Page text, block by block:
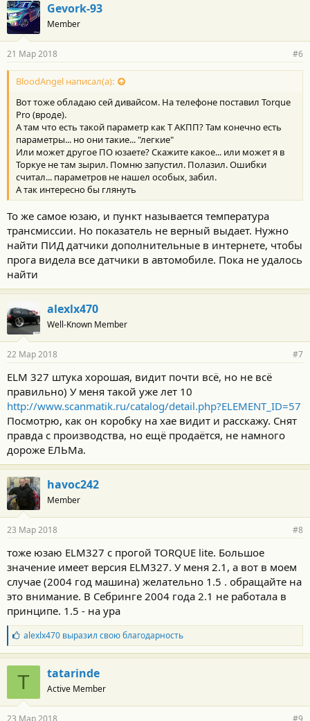
Gevork-93
Member
21 Мар 2018 #6
BloodAngel написал(а):
Вот тоже обладаю сей дивайсом. На телефоне поставил Torque
Pro (вроде).
А там что есть такой параметр как T АКПП? Там конечно есть
параметры... но они такие... "легкие"
Или может другое ПО юзаете? Скажите какое... или может я в
Торкуе не там зырил. Помню запустил. Полазил. Ошибки
считал... параметров не нашел особых, забил.
А так интересно бы глянуть
То же самое юзаю, и пункт называется температура
трансмиссии. Но показатель не верный выдает. Нужно
найти ПИД датчики дополнительные в интернете, чтобы
прога видела все датчики в автомобиле. Пока не удалось
найти
alexlx470
Well-Known Member
22 Мар 2018 #7
ELM 327 штука хорошая, видит почти всё, но не всё
правильно) У меня такой уже лет 10
http://www.scanmatik.ru/catalog/detail.php?ELEMENT_ID=57
Посмотрю, как он коробку на хае видит и расскажу. Снят
правда с производства, но ещё продаётся, не намного
дороже ЕЛЬМа.
havoc242
Member
23 Мар 2018 #8
тоже юзаю ELM327 c прогой TORQUE lite. Большое
значение имеет версия ELM327. У меня 2.1, а вот в моем
случае (2004 год машина) желательно 1.5 . обращайте на
это внимание. В Себринге 2004 года 2.1 не работала в
принципе. 1.5 - на ура
Б
л
а
г
о
д
а
alexlx470выразил свою благодарность
T tatarinde
Active Member
23 Мар 2018 #9